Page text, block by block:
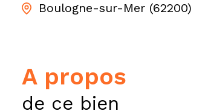
Boulogne-sur-Mer (62200)
a propos
de ce bien